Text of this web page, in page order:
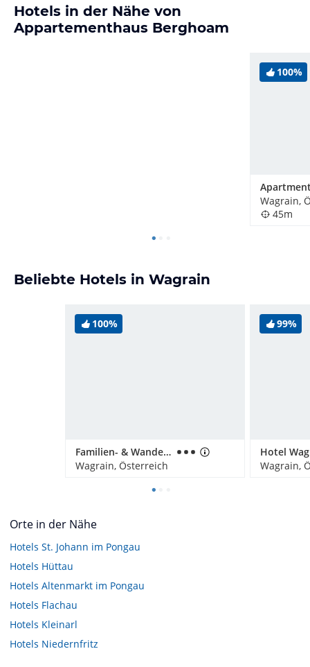
Hotels in der Nähe von
Appartementhaus Berghoam
100%
Wagrain,
45m
Beliebte Hotels in Wagrain
100%
Familien- & Wanderhotel Erika
Wagrain, Österreich
99%
Hotel
Wagrain,
Orte in der Nähe
Hotels St. Johann im Pongau
Hotels Hüttau
Hotels Altenmarkt im Pongau
Hotels Flachau
Hotels Kleinarl
Hotels Niedernfritz